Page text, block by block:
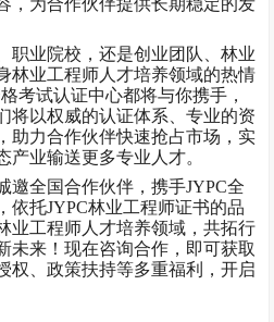
，为合作伙伴提供长期稳定的发
业院校，还是创业团队、林业
林业工程师人才培养领域的热情
考试认证中心都将与你携手，
将以权威的认证体系、专业的资
助力合作伙伴快速抢占市场，实
产业输送更多专业人才。
邀全国合作伙伴，携手JYPC全
依托JYPC林业工程师证书的品
业工程师人才培养领域，共拓行
未来！现在咨询合作，即可获取
权、政策扶持等多重福利，开启